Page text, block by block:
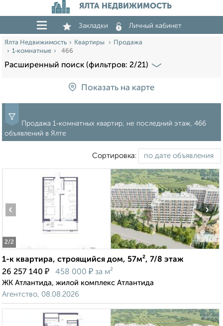
ЯЛТА НЕДВИЖИМОСТЬ
Закладки Личный кабинет
Ялта Недвижимость Квартиры
Продажа
1‑комнатные
466
Расширенный поиск (фильтров: 2/21)
Показать на карте
Продажа 1‑комнатных квартир, не последний этаж, 466
объявлений в Ялте
Сортировка:
2/2
‹ ›
1-к квартира, строящийся дом, 57м², 7/8 этаж
26 257 140 ₽ 458 000 ₽ за м²
ЖК Атлантида, жилой комплекс Атлантида
Агентство, 08.08.2026